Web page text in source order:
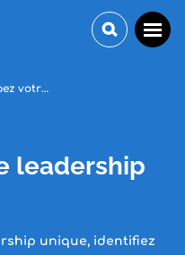
leadership
unique, identifiez
Développez votre leadership (authentique)